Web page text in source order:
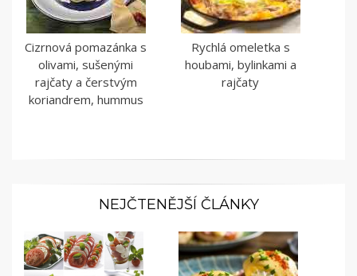
Cizrnová pomazánka s
olivami, sušenými
rajčaty a čerstvým
koriandrem, hummus
Rychlá omeletka s
houbami, bylinkami a
rajčaty
NEJČTENĚJŠÍ ČLÁNKY